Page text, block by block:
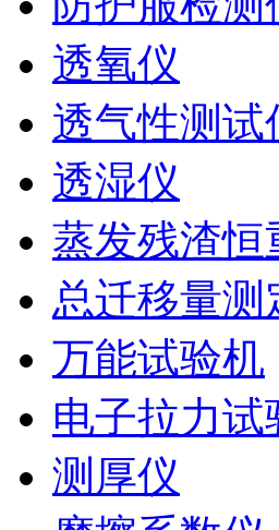
透氧仪
透气性测试
透湿仪
蒸发残渣恒
总迁移量测
万能试验机
电子拉力试
测厚仪